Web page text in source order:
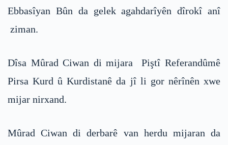
Ebbasîyan Bûn da gelek agahdarîyên dîrokî anî
ziman.
Dîsa Mûrad Ciwan di mijara Piştî Referandûmê
Pirsa Kurd û Kurdistanê da jî li gor nêrînên xwe
mijar nirxand.
Mûrad Ciwan di derbarê van herdu mijaran da